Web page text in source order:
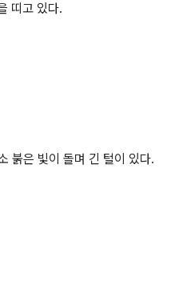
띠고 있다.
붉은 빛이 돌며 긴 털이 있다.